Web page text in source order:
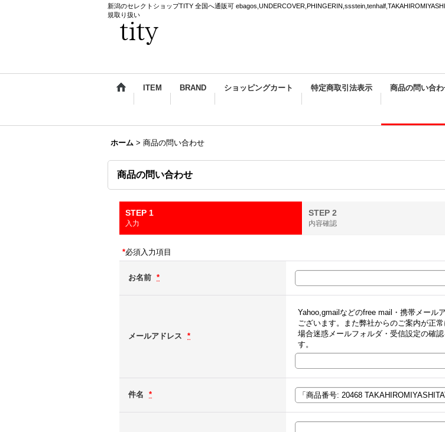
新潟のセレクトショップTITY 全国へ通販可
規取り扱い
ITEM BRAND ショッピングカート 特定商取引法表示 商品の問い合
ホーム > 商品の問い合わせ
商品の問い合わせ
STEP 1
入力
STEP 2
内容確認
*必須入力項目
お名前 *
メールアドレス *
Yahoo,gmailなどのfree mail・携帯メール
ございます。また弊社からのご案内が正
場合迷惑メールフォルダ・受信設定の確
す。
件名 *